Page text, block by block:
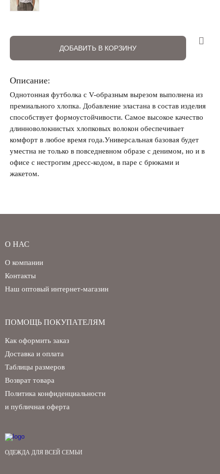
Забыли свой пароль?
ДОБАВИТЬ В КОРЗИНУ
Описание:
Однотонная футболка с V-образным вырезом выполнена из
премиального хлопка. Добавление эластана в состав изделия
способствует формоустойчивости. Самое высокое качество
длинноволокнистых хлопковых волокон обеспечивает
комфорт в любое время года.Универсальная базовая будет
уместна не только в повседневном образе с денимом, но и в
офисе с нестрогим дресс-кодом, в паре с брюками и
жакетом.
ОДЕЖДА ДЛЯ ВСЕЙ СЕМЬИ
О НАС
О компании
Контакты
Наш оптовый интернет-магазин
ПОМОЩЬ ПОКУПАТЕЛЯМ
Как оформить заказ
Доставка и оплата
Таблицы размеров
Возврат товара
Политика конфиденциальности
и публичная оферта